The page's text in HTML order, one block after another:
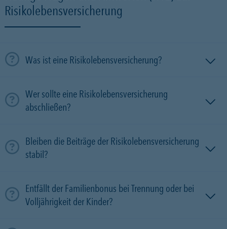
Risikolebensversicherung
Was ist eine Risikolebensversicherung?
Wer sollte eine Risikolebensversicherung
abschließen?
Bleiben die Beiträge der Risikolebensversicherung
stabil?
Entfällt der Familienbonus bei Trennung oder bei
Volljährigkeit der Kinder?